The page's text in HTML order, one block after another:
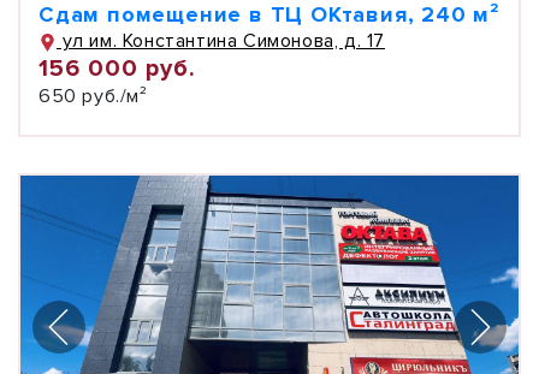
Сдам помещение в ТЦ ОКтавия, 240 м²
ул им. Константина Симонова, д. 17
156 000 руб.
650 руб./м²